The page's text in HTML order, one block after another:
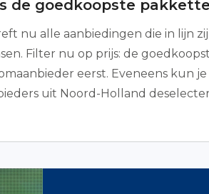
de goedkoopste
nu alle aanbiedingen die in lijn
Filter nu op prijs: de
eerst. Eveneens kun
uit Noord-Holland